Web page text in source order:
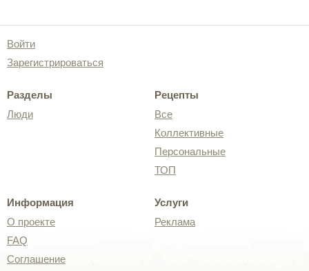
Войти
Зарегистрироваться
Разделы
Люди
Рецепты
Все
Коллективные
Персональные
ТОП
Информация
О проекте
FAQ
Соглашение
Услуги
Реклама